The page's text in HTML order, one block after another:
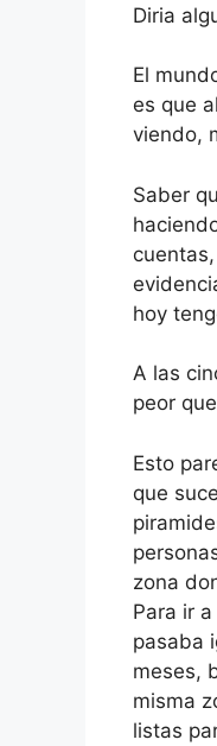
Diria
El
es que
viendo,
Saber
hoy
A las
peor
Esto
que
zona
Para ir
pasaba
meses,
misma
listas